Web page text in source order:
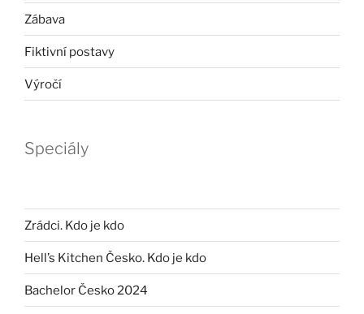
Zábava
Fiktivní postavy
Výročí
Speciály
Zrádci. Kdo je kdo
Hell’s Kitchen Česko. Kdo je kdo
Bachelor Česko 2024